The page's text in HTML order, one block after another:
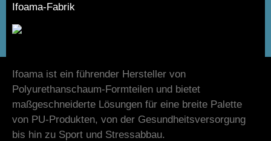
Ifoama-Fabrik
Ifoama ist ein führender Hersteller von
Polyurethanschaum-Formteilen und bietet
maßgeschneiderte Lösungen für eine breite Palette
von PU-Produkten, von der Gesundheitsversorgung
bis hin zu Sport und Stressabbau.